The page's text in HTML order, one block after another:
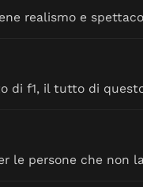
realismo e
f1, il tutto di
le persone che non